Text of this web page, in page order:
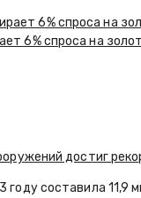
6% спроса на
достиг
составила 11,9